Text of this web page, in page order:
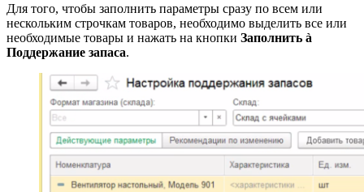
Для того, чтобы заполнить параметры сразу по всем или
нескольким строчкам товаров, необходимо выделить все или
необходимые товары и нажать на кнопки Заполнить à
Поддержание запаса.